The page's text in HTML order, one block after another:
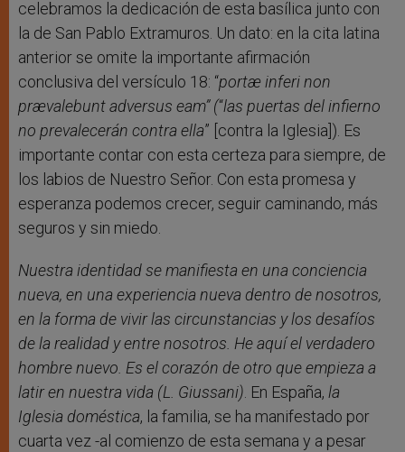
celebramos la dedicación de esta basílica junto con
la de San Pablo Extramuros. Un dato: en la cita latina
anterior se omite la importante afirmación
conclusiva del versículo 18: “portæ inferi non
prævalebunt adversus eam” (“las puertas del infierno
no prevalecerán contra ella” [contra la Iglesia]). Es
importante contar con esta certeza para siempre, de
los labios de Nuestro Señor. Con esta promesa y
esperanza podemos crecer, seguir caminando, más
seguros y sin miedo.
Nuestra identidad se manifiesta en una conciencia
nueva, en una experiencia nueva dentro de nosotros,
en la forma de vivir las circunstancias y los desafíos
de la realidad y entre nosotros. He aquí el verdadero
hombre nuevo. Es el corazón de otro que empieza a
latir en nuestra vida (L. Giussani). En España, la
Iglesia doméstica, la familia, se ha manifestado por
cuarta vez -al comienzo de esta semana y a pesar